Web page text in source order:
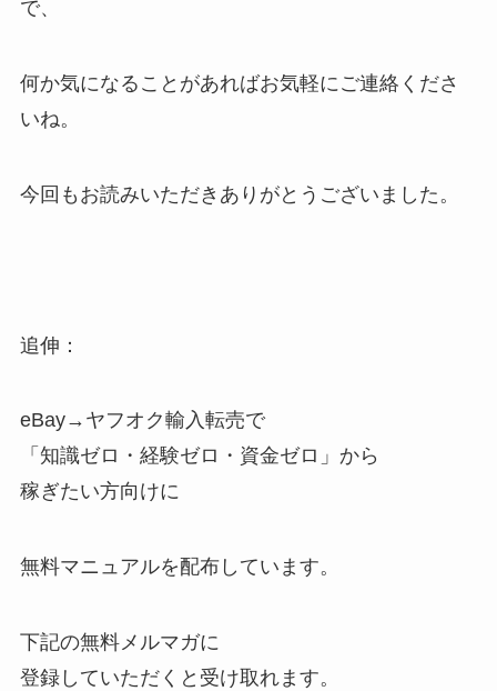
で、
何か気になることがあればお気軽にご連絡くださ
いね。
今回もお読みいただきありがとうございました。
追伸：
eBay→ヤフオク輸入転売で
「知識ゼロ・経験ゼロ・資金ゼロ」から
稼ぎたい方向けに
無料マニュアルを配布しています。
下記の無料メルマガに
登録していただくと受け取れます。